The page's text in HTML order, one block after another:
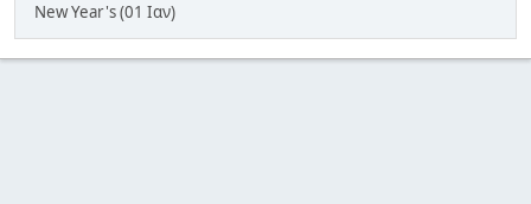
New Year's (01 Ιαν)